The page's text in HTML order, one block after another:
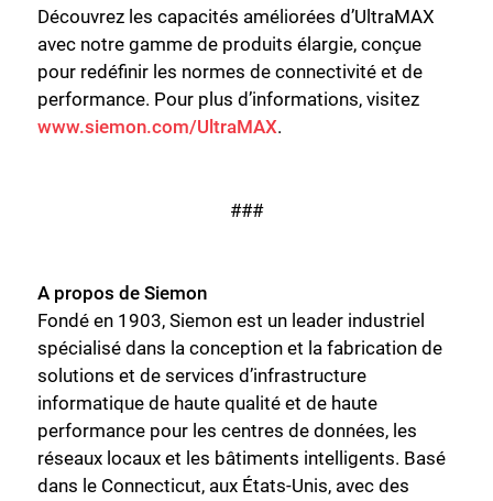
Découvrez les capacités améliorées d’UltraMAX
avec notre gamme de produits élargie, conçue
pour redéfinir les normes de connectivité et de
performance. Pour plus d’informations, visitez
www.siemon.com/UltraMAX.
###
A propos de Siemon
Fondé en 1903, Siemon est un leader industriel
spécialisé dans la conception et la fabrication de
solutions et de services d’infrastructure
informatique de haute qualité et de haute
performance pour les centres de données, les
réseaux locaux et les bâtiments intelligents. Basé
dans le Connecticut, aux États-Unis, avec des